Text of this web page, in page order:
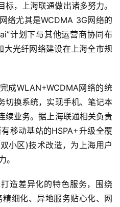
，上海联通做出诸多努力。
络尤其是WCDMA 3G网络的
计划下与其他运营商协同布
光纤网络建设在上海全市规
成WLAN+WCDMA网络的统
切换系统，实现手机、笔记本
续业务。据上海联通相关负责
移动基站的HSPA+升级全覆
小区)技术改造，为上海用户
造差异化的特色服务，围绕
细化、异地服务贴心化、网